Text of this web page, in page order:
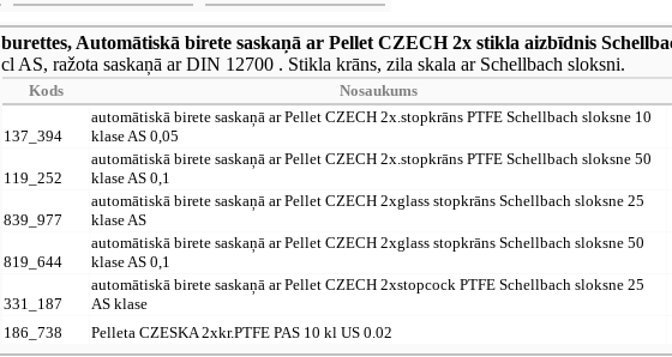
burettes, Automātiskā birete saskaņā ar Pellet CZECH 2x stikla aizbīdnis
cl AS, ražota saskaņā ar DIN 12700 . Stikla krāns, zila skala ar Schellbach sloksni.
Kods Nosaukums
137_394
automātiskā birete saskaņā ar Pellet CZECH 2x.stopkrāns PTFE Schellbach sloksne 10
klase AS 0,05
119_252
automātiskā birete saskaņā ar Pellet CZECH 2x.stopkrāns PTFE Schellbach sloksne 50
klase AS 0,1
839_977
automātiskā birete saskaņā ar Pellet CZECH 2xglass stopkrāns Schellbach sloksne 25
klase AS
819_644
automātiskā birete saskaņā ar Pellet CZECH 2xglass stopkrāns Schellbach sloksne 50
klase AS 0,1
331_187
automātiskā birete saskaņā ar Pellet CZECH 2xstopcock PTFE Schellbach sloksne 25
AS klase
186_738
Pelleta CZESKA 2xkr.PTFE PAS 10 kl US 0.02